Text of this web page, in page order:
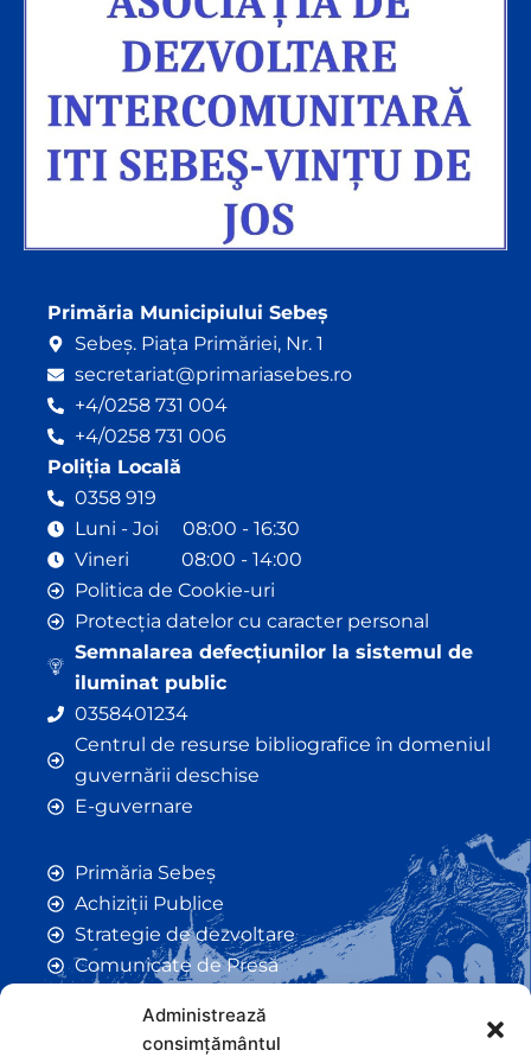
Administrează
consimțământul
Primăria Municipiului Sebeș
Sebeș. Piața Primăriei, Nr. 1
secretariat@primariasebes.ro
+4/0258 731 004
+4/0258 731 006
Poliția Locală
0358 919
Luni - Joi 08:00 - 16:30
Vineri 08:00 - 14:00
Politica de Cookie-uri
Protecția datelor cu caracter personal
Semnalarea defecțiunilor la sistemul de
iluminat public
0358401234
Centrul de resurse bibliografice în domeniul
guvernării deschise
E-guvernare
Primăria Sebeș
Achiziții Publice
Strategie de dezvoltare
Comunicate de Presă
Anunțuri
Hotarâri de Consiliu